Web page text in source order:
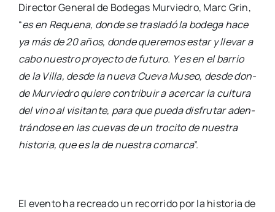
Direc­tor Gene­ral de Bode­gas Mur­vie­dro, Marc Grin,
“es en Reque­na, don­de se tras­la­dó la bode­ga hace
ya más de 20 años, don­de que­re­mos estar y lle­var a
cabo nues­tro pro­yec­to de futu­ro. Y es en el barrio
de la Villa, des­de la nue­va Cue­va Museo, des­de don­
de Mur­vie­dro quie­re con­tri­buir a acer­car la cul­tu­ra
del vino al visi­tan­te, para que pue­da dis­fru­tar aden­
trán­do­se en las cue­vas de un tro­ci­to de nues­tra
his­to­ria, que es la de nues­tra comar­ca”.
El even­to ha recrea­do un reco­rri­do por la his­to­ria de